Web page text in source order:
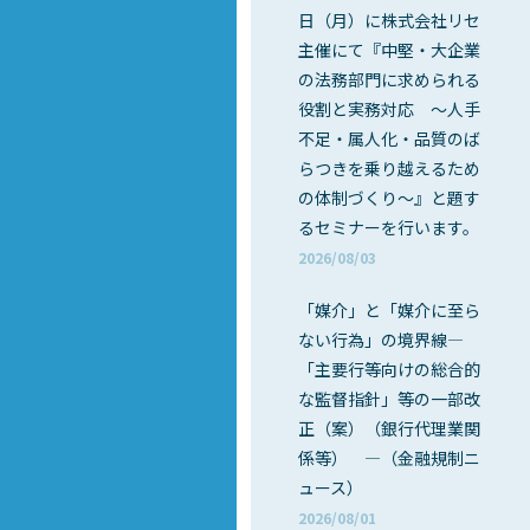
日（月）に株式会社リセ
主催にて『中堅・大企業
の法務部門に求められる
役割と実務対応 ～人手
不足・属人化・品質のば
らつきを乗り越えるため
の体制づくり～』と題す
るセミナーを行います。
2026/08/03
「媒介」と「媒介に至ら
ない行為」の境界線―
「主要行等向けの総合的
な監督指針」等の一部改
正（案）（銀行代理業関
係等） ―（金融規制ニ
ュース）
2026/08/01